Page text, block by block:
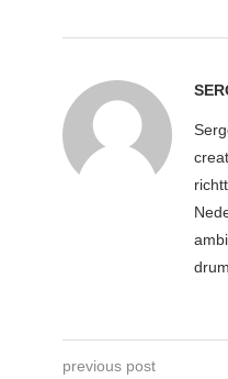
previous post